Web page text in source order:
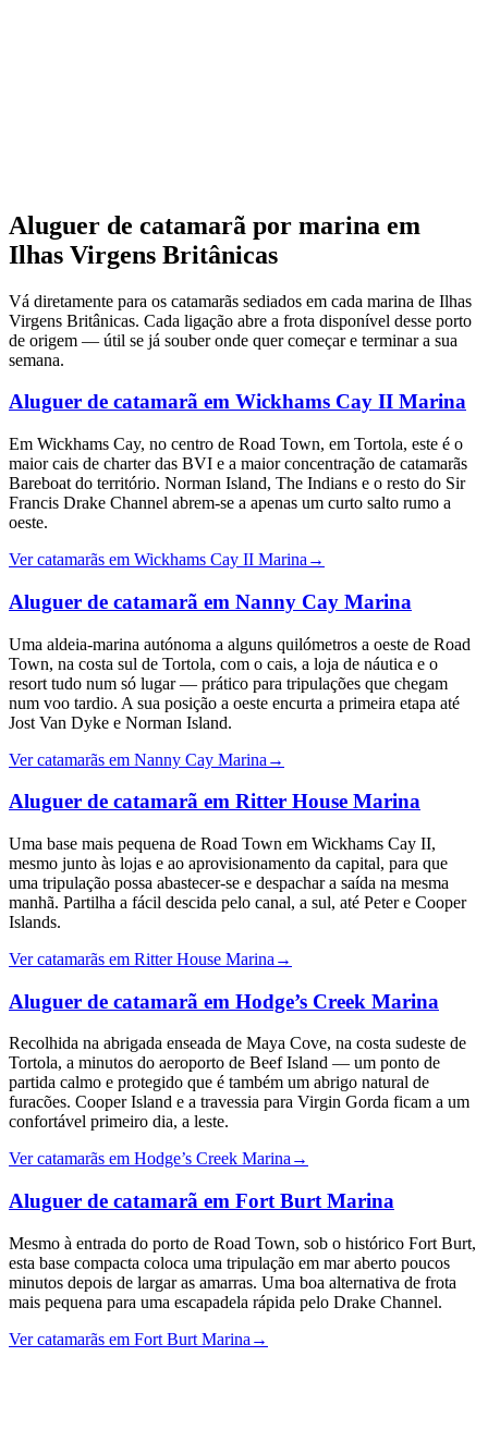
Aluguer de catamarã por marina em
Ilhas Virgens Britânicas
Vá diretamente para os catamarãs sediados em cada marina de Ilhas
Virgens Britânicas. Cada ligação abre a frota disponível desse porto
de origem — útil se já souber onde quer começar e terminar a sua
semana.
Aluguer de catamarã em Wickhams Cay II Marina
Em Wickhams Cay, no centro de Road Town, em Tortola, este é o
maior cais de charter das BVI e a maior concentração de catamarãs
Bareboat do território. Norman Island, The Indians e o resto do Sir
Francis Drake Channel abrem-se a apenas um curto salto rumo a
oeste.
Ver catamarãs em Wickhams Cay II Marina →
Aluguer de catamarã em Nanny Cay Marina
Uma aldeia-marina autónoma a alguns quilómetros a oeste de Road
Town, na costa sul de Tortola, com o cais, a loja de náutica e o
resort tudo num só lugar — prático para tripulações que chegam
num voo tardio. A sua posição a oeste encurta a primeira etapa até
Jost Van Dyke e Norman Island.
Ver catamarãs em Nanny Cay Marina →
Aluguer de catamarã em Ritter House Marina
Uma base mais pequena de Road Town em Wickhams Cay II,
mesmo junto às lojas e ao aprovisionamento da capital, para que
uma tripulação possa abastecer-se e despachar a saída na mesma
manhã. Partilha a fácil descida pelo canal, a sul, até Peter e Cooper
Islands.
Ver catamarãs em Ritter House Marina →
Aluguer de catamarã em Hodge’s Creek Marina
Recolhida na abrigada enseada de Maya Cove, na costa sudeste de
Tortola, a minutos do aeroporto de Beef Island — um ponto de
partida calmo e protegido que é também um abrigo natural de
furacões. Cooper Island e a travessia para Virgin Gorda ficam a um
confortável primeiro dia, a leste.
Ver catamarãs em Hodge’s Creek Marina→
Aluguer de catamarã em Fort Burt Marina
Mesmo à entrada do porto de Road Town, sob o histórico Fort Burt,
esta base compacta coloca uma tripulação em mar aberto poucos
minutos depois de largar as amarras. Uma boa alternativa de frota
mais pequena para uma escapadela rápida pelo Drake Channel.
Ver catamarãs em Fort Burt Marina →